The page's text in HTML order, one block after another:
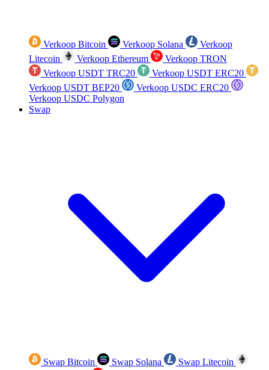
Verkoop Bitcoin Verkoop Solana
Verkoop
Litecoin
Verkoop Ethereum
Verkoop TRON
Verkoop USDT TRC20
Verkoop USDT ERC20
Verkoop USDT BEP20
Verkoop USDC ERC20
Verkoop USDC Polygon
Swap
Swap Bitcoin Swap Solana
Swap Litecoin